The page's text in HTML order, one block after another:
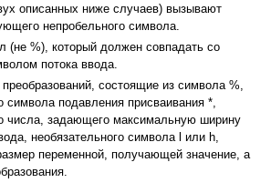
описанных ниже случаев) вызывают
непробельного символа.
(не %), который должен совпадать со
потока ввода.
состоящие из символа %,
символа подавления присваивания *,
числа, задающего максимальную ширину
необязательного символа l или h,
переменной, получающей значение, а